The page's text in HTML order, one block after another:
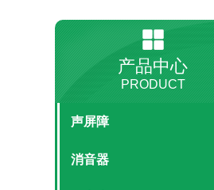
产品中心
PRODUCT
声屏障
消音器